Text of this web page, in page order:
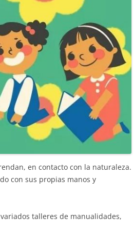
en contacto con la naturaleza.
con sus propias manos y
talleres de manualidades,